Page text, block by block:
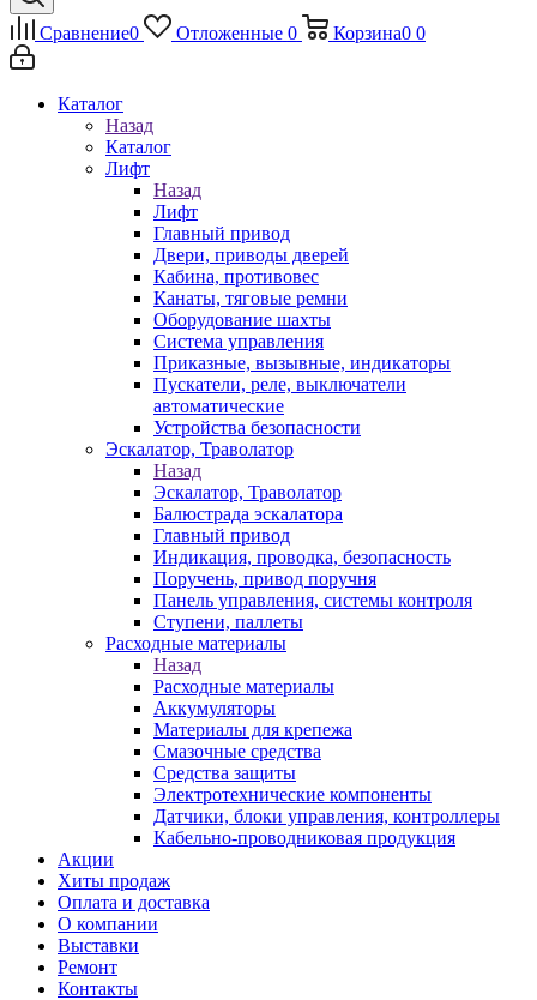
Сравнение0 Отложенные 0 Корзина0 0
Каталог
Назад
Каталог
Лифт
Назад
Лифт
Главный привод
Двери, приводы дверей
Кабина, противовес
Канаты, тяговые ремни
Оборудование шахты
Система управления
Приказные, вызывные, индикаторы
Пускатели, реле, выключатели
автоматические
Устройства безопасности
Эскалатор, Траволатор
Назад
Эскалатор, Траволатор
Балюстрада эскалатора
Главный привод
Индикация, проводка, безопасность
Поручень, привод поручня
Панель управления, системы контроля
Ступени, паллеты
Расходные материалы
Назад
Расходные материалы
Аккумуляторы
Материалы для крепежа
Смазочные средства
Средства защиты
Электротехнические компоненты
Датчики, блоки управления, контроллеры
Кабельно-проводниковая продукция
Акции
Хиты продаж
Оплата и доставка
О компании
Выставки
Ремонт
Контакты